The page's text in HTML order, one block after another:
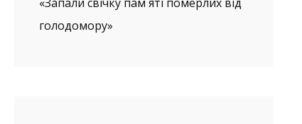
голодомору»